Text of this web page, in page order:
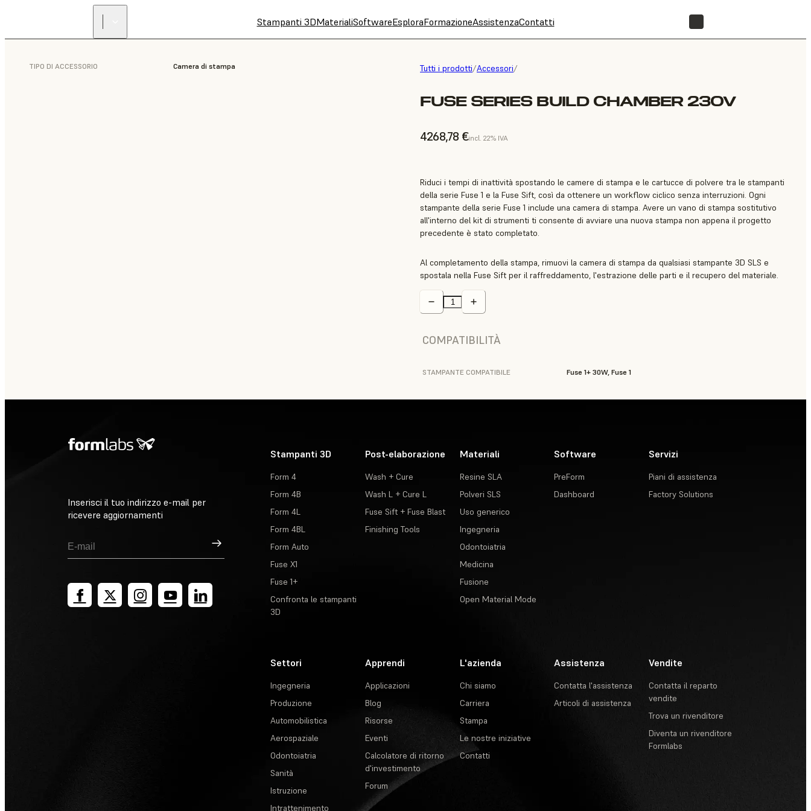
Stampanti 3DMaterialiSoftwareEsploraFormazioneAssistenzaContatti
Tutti i prodotti/Accessori/
FUSE SERIES BUILD CHAMBER 230V
4268,78 €incl. 22% IVA
TIPO DI ACCESSORIO Camera di stampa
Riduci i tempi di inattività spostando le camere di stampa e le cartucce di polvere tra le stampanti
della serie Fuse 1 e la Fuse Sift, così da ottenere un workflow ciclico senza interruzioni. Ogni
stampante della serie Fuse 1 include una camera di stampa. Avere un vano di stampa sostitutivo
all'interno del kit di strumenti ti consente di avviare una nuova stampa non appena il progetto
precedente è stato completato.
Al completamento della stampa, rimuovi la camera di stampa da qualsiasi stampante 3D SLS e
spostala nella Fuse Sift per il raffreddamento, l'estrazione delle parti e il recupero del materiale.
COMPATIBILITÀ
STAMPANTE COMPATIBILE Fuse 1+ 30W, Fuse 1
Inserisci il tuo indirizzo e-mail per
ricevere aggiornamenti
Registrati
Stampanti 3D
Form 4
Form 4B
Form 4L
Form 4BL
Form Auto
Fuse X1
Fuse 1+
Confronta le stampanti
3D
Post-elaborazione
Wash + Cure
Wash L + Cure L
Fuse Sift + Fuse Blast
Finishing Tools
Materiali
Resine SLA
Polveri SLS
Uso generico
Ingegneria
Odontoiatria
Medicina
Fusione
Open Material Mode
Software
PreForm
Dashboard
Servizi
Piani di assistenza
Factory Solutions
Settori
Ingegneria
Produzione
Automobilistica
Aerospaziale
Odontoiatria
Sanità
Istruzione
Intrattenimento
Apprendi
Applicazioni
Blog
Risorse
Eventi
Calcolatore di ritorno
d'investimento
Forum
L'azienda
Chi siamo
Carriera
Stampa
Le nostre iniziative
Contatti
Assistenza
Contatta l'assistenza
Articoli di assistenza
Vendite
Contatta il reparto
vendite
Trova un rivenditore
Diventa un rivenditore
Formlabs